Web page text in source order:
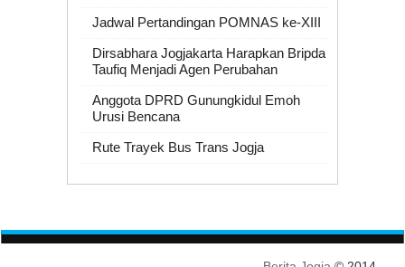
Jadwal Pertandingan POMNAS ke-XIII
Dirsabhara Jogjakarta Harapkan Bripda
Taufiq Menjadi Agen Perubahan
Anggota DPRD Gunungkidul Emoh
Urusi Bencana
Rute Trayek Bus Trans Jogja